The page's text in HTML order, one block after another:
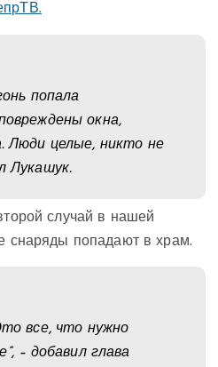
попала
окна,
Люди целые, никто не
Лукашук.
случай в нашей
снаряды попадают в храм.
все, что нужно
– добавил глава